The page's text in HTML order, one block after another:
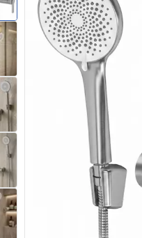
Piatti doccia da bagno
Canaline di scarico
Set di vaso WC e bidet
Lavabi
Vasche da bagno e schermi vasca
Rubinetti da bagno